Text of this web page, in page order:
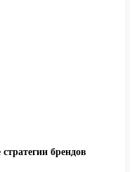
брендов